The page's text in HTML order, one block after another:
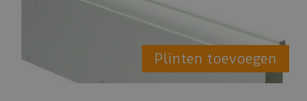
Plinten toevoegen